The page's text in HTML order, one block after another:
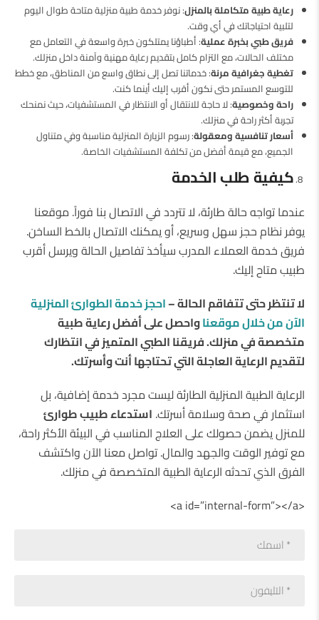
رعاية طبية متكاملة بالمنزل: نوفر خدمة طبية منزلية متاحة طوال اليوم
لتلبية احتياجاتك في أي وقت.
فريق طبي بخبرة عملية: أطباؤنا يمتلكون خبرة واسعة في التعامل مع
مختلف الحالات، مع التزام كامل بتقديم رعاية مهنية وآمنة داخل منزلك.
تغطية جغرافية مرنة: خدماتنا تصل إلى نطاق واسع من المناطق، مع خطط
للتوسع المستمر حتى نكون أقرب إليك أينما كنت.
راحة وخصوصية: لا حاجة للانتقال أو الانتظار في المستشفيات، حيث نمنحك
تجربة أكثر راحة في منزلك.
أسعار تنافسية ومعقولة: رسوم الزيارة المنزلية مناسبة وفي متناول
الجميع، مع قيمة أفضل من تكلفة المستشفيات الخاصة.
كيفية طلب الخدمة
عندما تواجه حالة طارئة، لا تتردد في الاتصال بنا فوراً. موقعنا
يوفر نظام حجز سهل وسريع، أو يمكنك الاتصال بالخط الساخن.
فريق خدمة العملاء المدرب سيأخذ تفاصيل الحالة ويرسل أقرب
طبيب متاح إليك.
لا تنتظر حتى تتفاقم الحالة –احجز خدمة الطوارئ المنزلية
الآن من خلال موقعناواحصل على أفضل رعاية طبية
متخصصة في منزلك. فريقنا الطبي المتميز في انتظارك
لتقديم الرعاية العاجلة التي تحتاجها أنت وأسرتك.
الرعاية الطبية المنزلية الطارئة ليست مجرد خدمة إضافية، بل
استثمار في صحة وسلامة أسرتك. استدعاء طبيب طوارئ
للمنزل يضمن حصولك على العلاج المناسب في البيئة الأكثر راحة،
مع توفير الوقت والجهد والمال. تواصل معنا الآن واكتشف
الفرق الذي تحدثه الرعاية الطبية المتخصصة في منزلك.
<a id=”internal-form”></a>